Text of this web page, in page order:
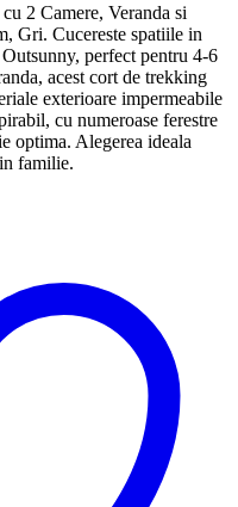
2 Camere, Veranda si
Gri. Cucereste spatiile in
perfect pentru 4-6
acest cort de trekking
exterioare impermeabile
cu numeroase ferestre
optima. Alegerea ideala
familie.